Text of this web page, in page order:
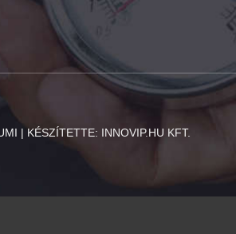
| KÉSZÍTETTE: INNOVIP.HU KFT.